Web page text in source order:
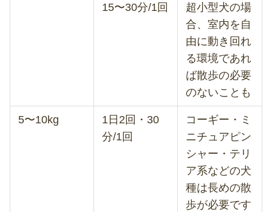
15〜30分/1回
超小型犬の場
合、室内を自
由に動き回れ
る環境であれ
ば散歩の必要
のないことも
5〜10kg
1日2回・30
分/1回
コーギー・ミ
ニチュアピン
シャー・テリ
ア系などの犬
種は長めの散
歩が必要です